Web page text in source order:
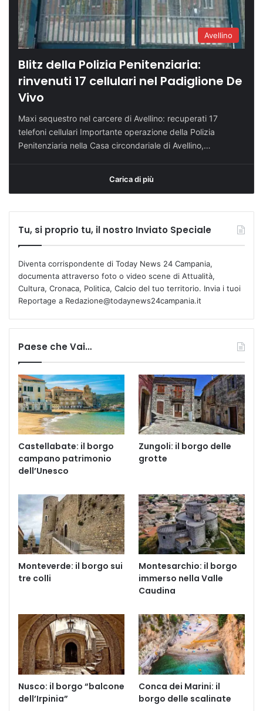
Avellino
Blitz della Polizia Penitenziaria:
rinvenuti 17 cellulari nel Padiglione De
Vivo
Maxi sequestro nel carcere di Avellino: recuperati 17
telefoni cellulari Importante operazione della Polizia
Penitenziaria nella Casa circondariale di Avellino,…
Carica di più
Tu, si proprio tu, il nostro Inviato Speciale
Diventa corrispondente di Today News 24 Campania,
documenta attraverso foto o video scene di Attualità,
Cultura, Cronaca, Politica, Calcio del tuo territorio. Invia i tuoi
Reportage a Redazione@todaynews24campania.it
Paese che Vai…
Castellabate: il borgo
campano patrimonio
dell’Unesco
Zungoli: il borgo delle
grotte
Monteverde: il borgo sui
tre colli
Montesarchio: il borgo
immerso nella Valle
Caudina
Nusco: il borgo “balcone
dell’Irpinia”
Conca dei Marini: il
borgo delle scalinate